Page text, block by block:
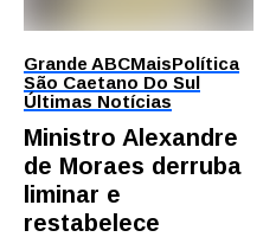
Grande ABCMaisPolítica
São Caetano Do Sul
Últimas Notícias
Ministro Alexandre
de Moraes derruba
liminar e
restabelece